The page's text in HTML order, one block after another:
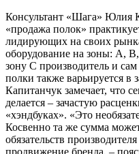
Консультант «Шага» Юлия
«продажа полок»
лидирующих на своих
оборудование на зоны: A,
зону C производитель и
полки также варьируется в
Капитанчук замечает, что
делается – зачастую
«хэндбуках». «Это
Косвенно та же сумма
обязательств
продвижение бренда, –